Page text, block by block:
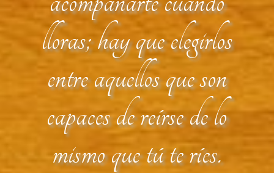
lloras; hay que elegirlos
entre aquellos que son
capaces de reírse de lo
mismo que tú te ríes.